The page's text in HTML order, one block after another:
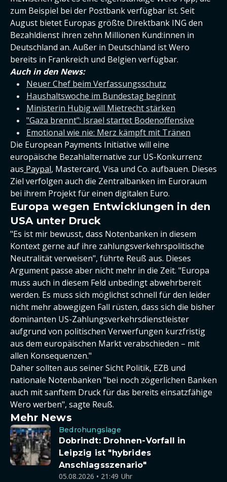
zum Beispiel bei der Postbank verfügbar ist. Seit
August bietet Europas größte Direktbank ING den
Bezahldienst ihren zehn Millionen Kund:innen in
Deutschland an. Außer in Deutschland ist Wero
bereits in Frankreich und Belgien verfügbar.
Auch in den News:
Neuer Chef beim Verfassungsschutz
Haushaltswoche im Bundestag beginnt
Ministerin Hubig will Mietrecht stärken
"Gaza brennt": Israel startet Bodenoffensive
Emotional wie nie: Merz kämpft mit Tränen
Die European Payments Initiative will eine
europäische Bezahlalternative zur US-Konkurrenz
aus Paypal, Mastercard, Visa und Co. aufbauen. Dieses
Ziel verfolgen auch die Zentralbanken im Euroraum
bei ihrem Projekt für einen digitalen Euro.
Europa wegen Entwicklungen in den
USA unter Druck
"Es ist mir bewusst, dass Notenbanken in diesem
Kontext gerne auf ihre zahlungsverkehrspolitische
Neutralität verweisen", führte Reuß aus. Dieses
Argument passe aber nicht mehr in die Zeit. "Europa
muss auch in diesem Feld unbedingt abwehrbereit
werden. Es muss sich möglichst schnell für den leider
nicht mehr abwegigen Fall rüsten, dass sich die bisher
dominanten US-Zahlungsverkehrsdienstleister
aufgrund von politischen Verwerfungen kurzfristig
aus dem europäischen Markt verabschieden – mit
allen Konsequenzen."
Daher sollten aus seiner Sicht Politik, EZB und
nationale Notenbanken "bei noch zögerlichen Banken
auch mit sanftem Druck für das bereits einsatzfähige
Wero werben", sagte Reuß.
Mehr News
Bedrohungslage
Dobrindt: Drohnen-Vorfall in
Leipzig ist "hybrides
Anschlagsszenario"
05.08.2026 • 21:49 Uhr